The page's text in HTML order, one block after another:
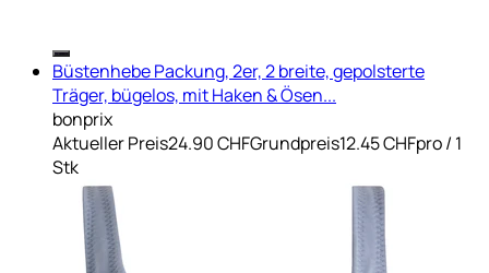
Büstenhebe Packung, 2er, 2 breite, gepolsterte
Träger, bügelos, mit Haken & Ösen...
bonprix
Aktueller Preis24.90 CHFGrundpreis12.45 CHFpro/ 1
Stk